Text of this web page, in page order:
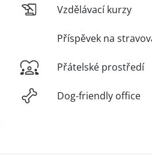
Vzdělávací kurzy
Příspěvek na
Přátelské prostředí
Dog-friendly office